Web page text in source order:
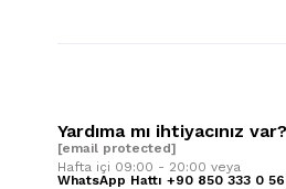
Yardıma mı ihtiyacınız var?
[email protected]
Hafta içi 09:00 - 20:00 veya
WhatsApp Hattı +90 850 333 0